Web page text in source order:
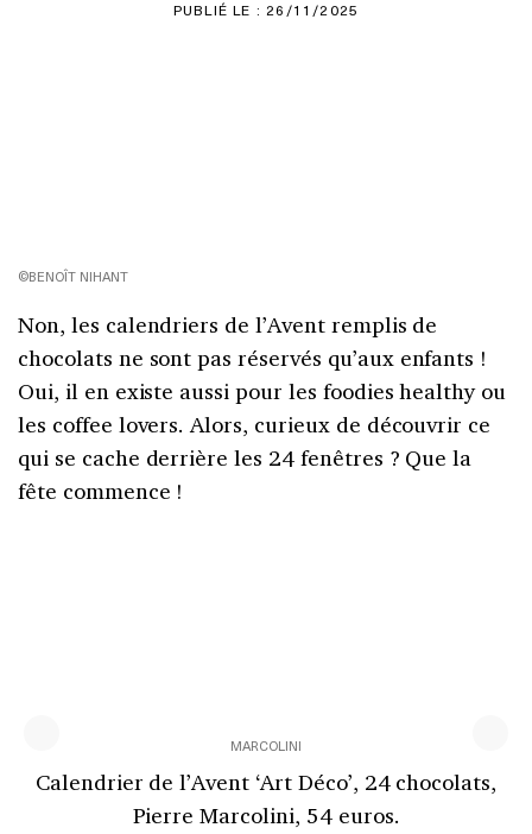
PUBLIÉ LE : 26/11/2025
©BENOÎT NIHANT
Non, les calendriers de l’Avent remplis de
chocolats ne sont pas réservés qu’aux enfants !
Oui, il en existe aussi pour les foodies healthy ou
les coffee lovers. Alors, curieux de découvrir ce
qui se cache derrière les 24 fenêtres ? Que la
fête commence !
MARCOLINI
Calendrier de l’Avent ‘Art Déco’, 24 chocolats,
Pierre Marcolini, 54 euros.